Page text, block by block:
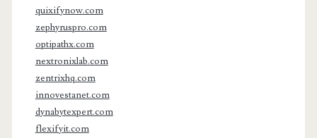
quixifynow.com
zephyruspro.com
optipathx.com
nextronixlab.com
zentrixhq.com
innovestanet.com
dynabytexpert.com
flexifyit.com